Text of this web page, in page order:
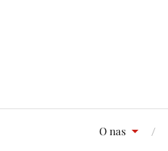
O nas